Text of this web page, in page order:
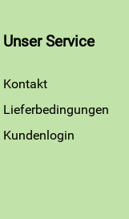
Unser Service
Kontakt
Lieferbedingungen
Kundenlogin